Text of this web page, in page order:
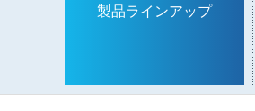
製品ラインアップ